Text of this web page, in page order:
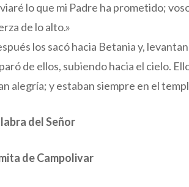
lo que mi Padre ha prometido;
de lo alto.»
los sacó hacia Betania y,
de ellos, subiendo hacia el cielo.
alegría; y estaban siempre en el
del Señor
de Campolivar